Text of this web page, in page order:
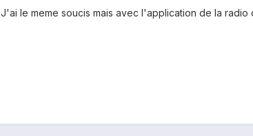
J'ai le meme soucis mais avec l'application de la radio